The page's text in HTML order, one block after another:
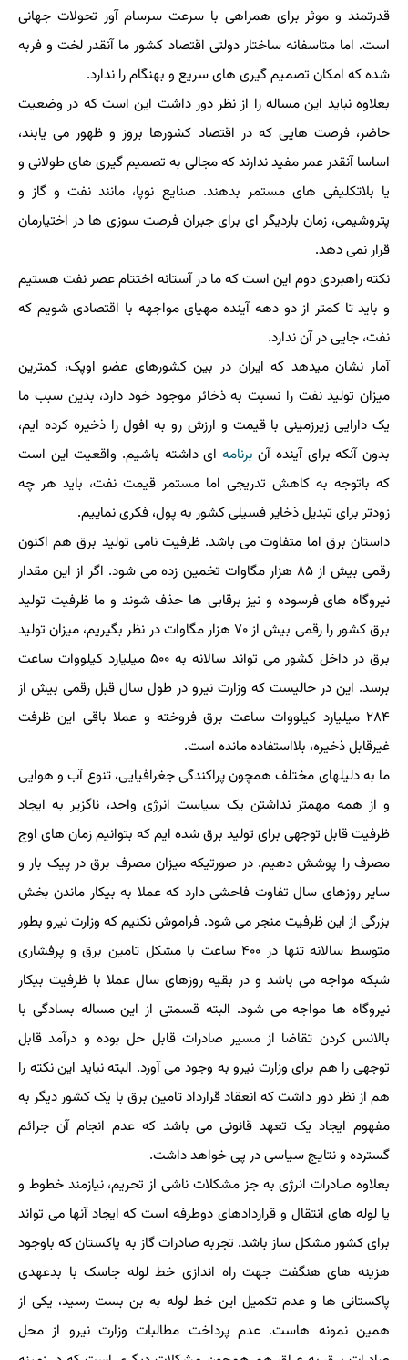
قدرتمند و موثر برای همراهی با سرعت سرسام آور تحولات جهانی
است. اما متاسفانه ساختار دولتی اقتصاد کشور ما آنقدر لخت و فربه
شده که امکان تصمیم گیری های سریع و بهنگام را ندارد.
بعلاوه نباید این مساله را از نظر دور داشت این است که در وضعیت
حاضر، فرصت هایی که در اقتصاد کشورها بروز و ظهور می یابند،
اساسا آنقدر عمر مفید ندارند که مجالی به تصمیم گیری های طولانی و
یا بلاتکلیفی های مستمر بدهند. صنایع نوپا، مانند نفت و گاز و
پتروشیمی، زمان باردیگر ای برای جبران فرصت سوزی ها در اختیارمان
قرار نمی دهد.
نکته راهبردی دوم این است که ما در آستانه اختتام عصر نفت هستیم
و باید تا کمتر از دو دهه آینده مهیای مواجهه با اقتصادی شویم که
نفت، جایی در آن ندارد.
آمار نشان میدهد که ایران در بین کشورهای عضو اوپک، کمترین
میزان تولید نفت را نسبت به ذخائر موجود خود دارد، بدین سبب ما
یک دارایی زیرزمینی با قیمت و ارزش رو به افول را ذخیره کرده ایم،
بدون آنکه برای آینده آن برنامه ای داشته باشیم. واقعیت این است
که باتوجه به کاهش تدریجی اما مستمر قیمت نفت، باید هر چه
زودتر برای تبدیل ذخایر فسیلی کشور به پول، فکری نماییم.
داستان برق اما متفاوت می باشد. ظرفیت نامی تولید برق هم اکنون
رقمی بیش از ۸۵ هزار مگاوات تخمین زده می شود. اگر از این مقدار
نیروگاه های فرسوده و نیز برقابی ها حذف شوند و ما ظرفیت تولید
برق کشور را رقمی بیش از ۷۰ هزار مگاوات در نظر بگیریم، میزان تولید
برق در داخل کشور می تواند سالانه به ۵۰۰ میلیارد کیلووات ساعت
برسد. این در حالیست که وزارت نیرو در طول سال قبل رقمی بیش از
۲۸۴ میلیارد کیلووات ساعت برق فروخته و عملا باقی این ظرفت
غیرقابل ذخیره، بلااستفاده مانده است.
ما به دلیلهای مختلف همچون پراکندگی جغرافیایی، تنوع آب و هوایی
و از همه مهمتر نداشتن یک سیاست انرژی واحد، ناگزیر به ایجاد
ظرفیت قابل توجهی برای تولید برق شده ایم که بتوانیم زمان های اوج
مصرف را پوشش دهیم. در صورتیکه میزان مصرف برق در پیک بار و
سایر روزهای سال تفاوت فاحشی دارد که عملا به بیکار ماندن بخش
بزرگی از این ظرفیت منجر می شود. فراموش نکنیم که وزارت نیرو بطور
متوسط سالانه تنها در ۴۰۰ ساعت با مشکل تامین برق و پرفشاری
شبکه مواجه می باشد و در بقیه روزهای سال عملا با ظرفیت بیکار
نیروگاه ها مواجه می شود. البته قسمتی از این مساله بسادگی با
بالانس کردن تقاضا از مسیر صادرات قابل حل بوده و درآمد قابل
توجهی را هم برای وزارت نیرو به وجود می آورد. البته نباید این نکته را
هم از نظر دور داشت که انعقاد قرارداد تامین برق با یک کشور دیگر به
مفهوم ایجاد یک تعهد قانونی می باشد که عدم انجام آن جرائم
گسترده و نتایج سیاسی در پی خواهد داشت.
بعلاوه صادرات انرژی به جز مشکلات ناشی از تحریم، نیازمند خطوط و
یا لوله های انتقال و قراردادهای دوطرفه است که ایجاد آنها می تواند
برای کشور مشکل ساز باشد. تجربه صادرات گاز به پاکستان که باوجود
هزینه های هنگفت جهت راه اندازی خط لوله جاسک با بدعهدی
پاکستانی ها و عدم تکمیل این خط لوله به بن بست رسید، یکی از
همین نمونه هاست. عدم پرداخت مطالبات وزارت نیرو از محل